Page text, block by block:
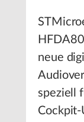
neue
speziell
Cockpit-